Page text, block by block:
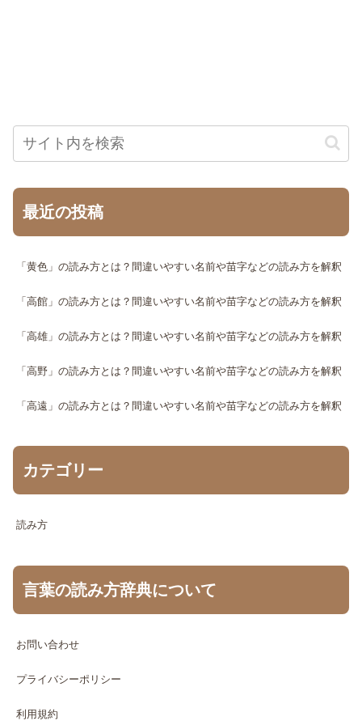
最近の投稿
「黄色」の読み方とは？間違いやすい名前や苗字などの読み方を解釈
「高館」の読み方とは？間違いやすい名前や苗字などの読み方を解釈
「高雄」の読み方とは？間違いやすい名前や苗字などの読み方を解釈
「高野」の読み方とは？間違いやすい名前や苗字などの読み方を解釈
「高遠」の読み方とは？間違いやすい名前や苗字などの読み方を解釈
カテゴリー
読み方
言葉の読み方辞典について
お問い合わせ
プライバシーポリシー
利用規約